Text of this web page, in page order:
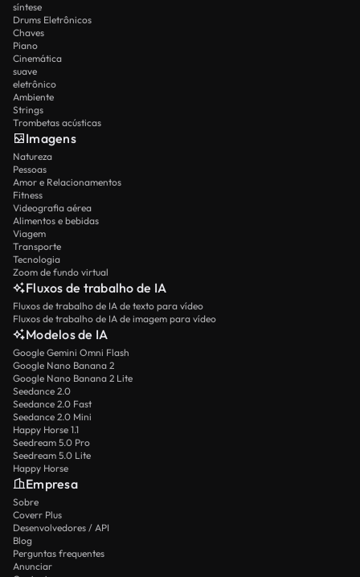
síntese
Drums Eletrônicos
Chaves
Piano
Cinemática
suave
eletrônico
Ambiente
Strings
Trombetas acústicas
Imagens
Natureza
Pessoas
Amor e Relacionamentos
Fitness
Videografia aérea
Alimentos e bebidas
Viagem
Transporte
Tecnologia
Zoom de fundo virtual
Fluxos de trabalho de IA
Fluxos de trabalho de IA de texto para vídeo
Fluxos de trabalho de IA de imagem para vídeo
Modelos de IA
Google Gemini Omni Flash
Google Nano Banana 2
Google Nano Banana 2 Lite
Seedance 2.0
Seedance 2.0 Fast
Seedance 2.0 Mini
Happy Horse 1.1
Seedream 5.0 Pro
Seedream 5.0 Lite
Happy Horse
Empresa
Sobre
Coverr Plus
Desenvolvedores / API
Blog
Perguntas frequentes
Anunciar